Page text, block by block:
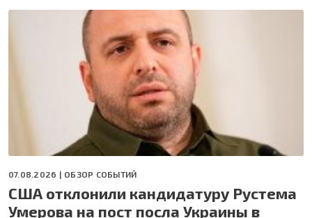
07.08.2026 | ОБЗОР СОБЫТИЙ
США отклонили кандидатуру Рустема
Умерова на пост посла Украины в